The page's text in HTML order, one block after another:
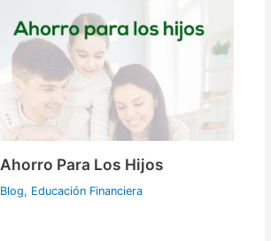
Ahorro Para Los Hijos
Blog, Educación Financiera